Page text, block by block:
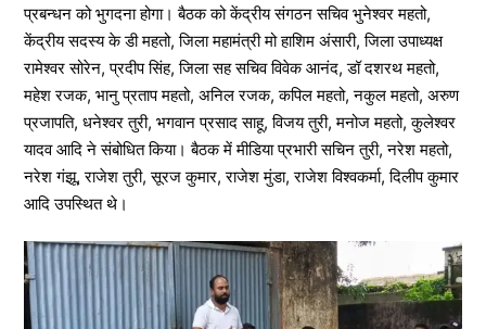
प्रबन्धन को भुगदना होगा। बैठक को केंद्रीय संगठन सचिव भुनेश्वर महतो,
केंद्रीय सदस्य के डी महतो, जिला महामंत्री मो हाशिम अंसारी, जिला उपाध्यक्ष
रामेश्वर सोरेन, प्रदीप सिंह, जिला सह सचिव विवेक आनंद, डॉ दशरथ महतो,
महेश रजक, भानु प्रताप महतो, अनिल रजक, कपिल महतो, नकुल महतो, अरुण
प्रजापति, धनेश्वर तुरी, भगवान प्रसाद साहू, विजय तुरी, मनोज महतो, कुलेश्वर
यादव आदि ने संबोधित किया। बैठक में मीडिया प्रभारी सचिन तुरी, नरेश महतो,
नरेश गंझू, राजेश तुरी, सूरज कुमार, राजेश मुंडा, राजेश विश्वकर्मा, दिलीप कुमार
आदि उपस्थित थे।